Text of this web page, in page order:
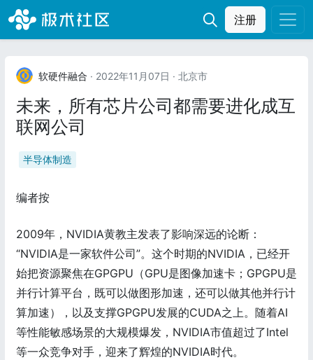
注册
软硬件融合 · 2022年11月07日 · 北京市
未来，所有芯片公司都需要进化成互
联网公司
半导体制造
编者按
2009年，NVIDIA黄教主发表了影响深远的论断：
“NVIDIA是一家软件公司”。这个时期的NVIDIA，已经开
始把资源聚焦在GPGPU（GPU是图像加速卡；GPGPU是
并行计算平台，既可以做图形加速，还可以做其他并行计
算加速），以及支撑GPGPU发展的CUDA之上。随着AI
等性能敏感场景的大规模爆发，NVIDIA市值超过了Intel
等一众竞争对手，迎来了辉煌的NVIDIA时代。